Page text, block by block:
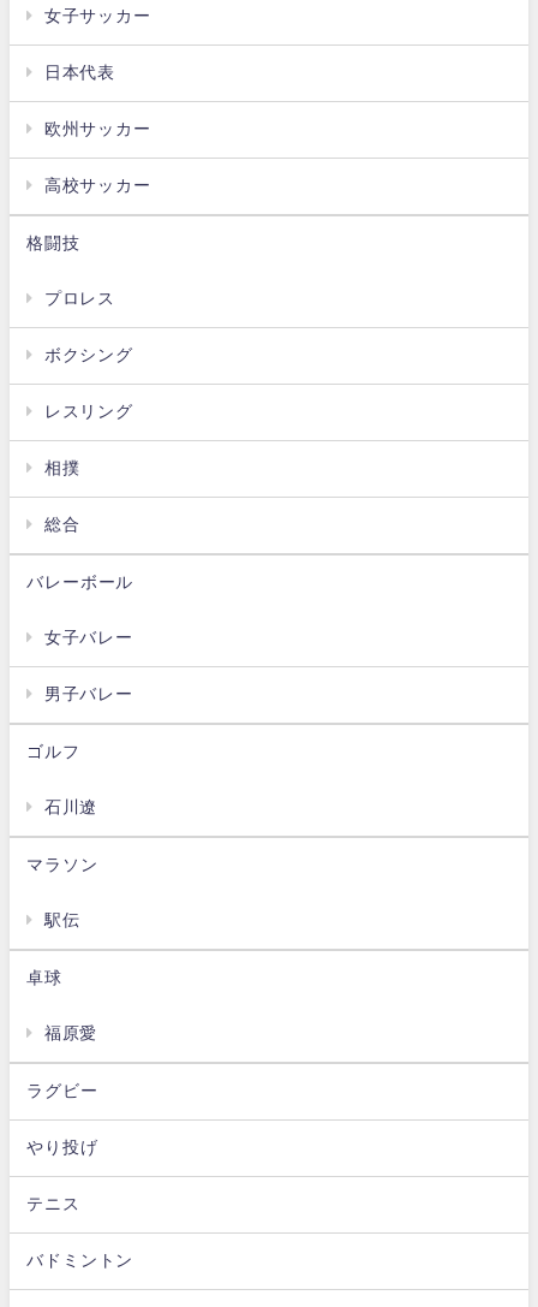
女子サッカー
日本代表
欧州サッカー
高校サッカー
格闘技
プロレス
ボクシング
レスリング
相撲
総合
バレーボール
女子バレー
男子バレー
ゴルフ
石川遼
マラソン
駅伝
卓球
福原愛
ラグビー
やり投げ
テニス
バドミントン